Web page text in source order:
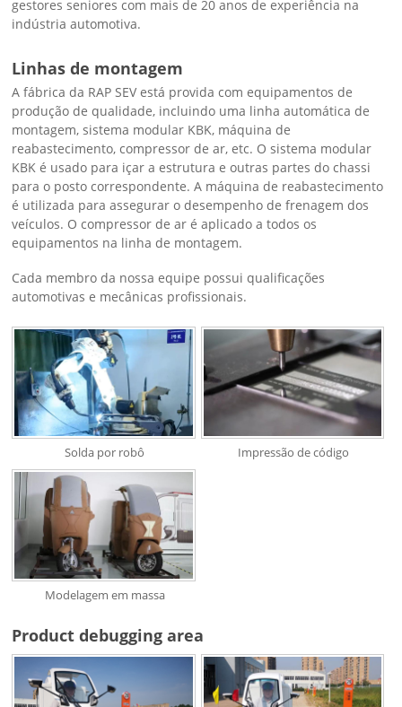
gestores seniores com mais de 20 anos de experiência na
indústria automotiva.
Linhas de montagem
A fábrica da RAP SEV está provida com equipamentos de
produção de qualidade, incluindo uma linha automática de
montagem, sistema modular KBK, máquina de
reabastecimento, compressor de ar, etc. O sistema modular
KBK é usado para içar a estrutura e outras partes do chassi
para o posto correspondente. A máquina de reabastecimento
é utilizada para assegurar o desempenho de frenagem dos
veículos. O compressor de ar é aplicado a todos os
equipamentos na linha de montagem.
Cada membro da nossa equipe possui qualificações
automotivas e mecânicas profissionais.
Solda por robô Impressão de código
Modelagem em massa
Product debugging area